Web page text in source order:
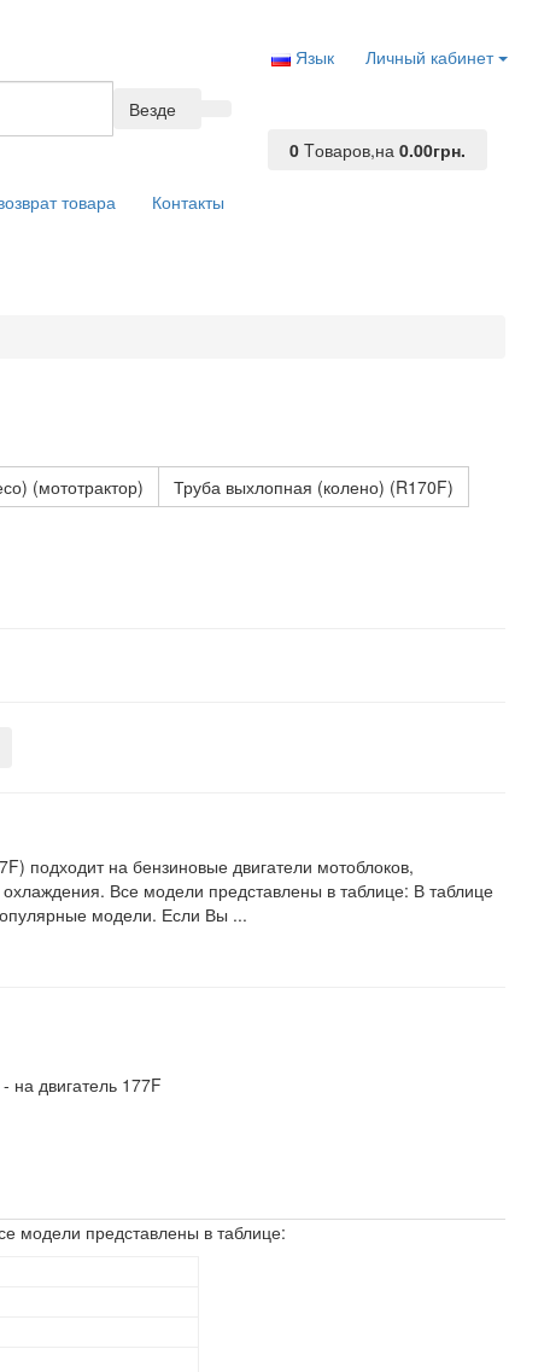
Личный кабинет
Язык
Везде
0 Tоваров,на0.00грн.
товара Контакты
(мототрактор)
Труба выхлопная (колено) (R170F)
подходит на бензиновые двигатели мотоблоков,
Все модели представлены в таблице: В таблице
модели. Если Вы ...
на двигатель 177F
модели представлены в таблице: